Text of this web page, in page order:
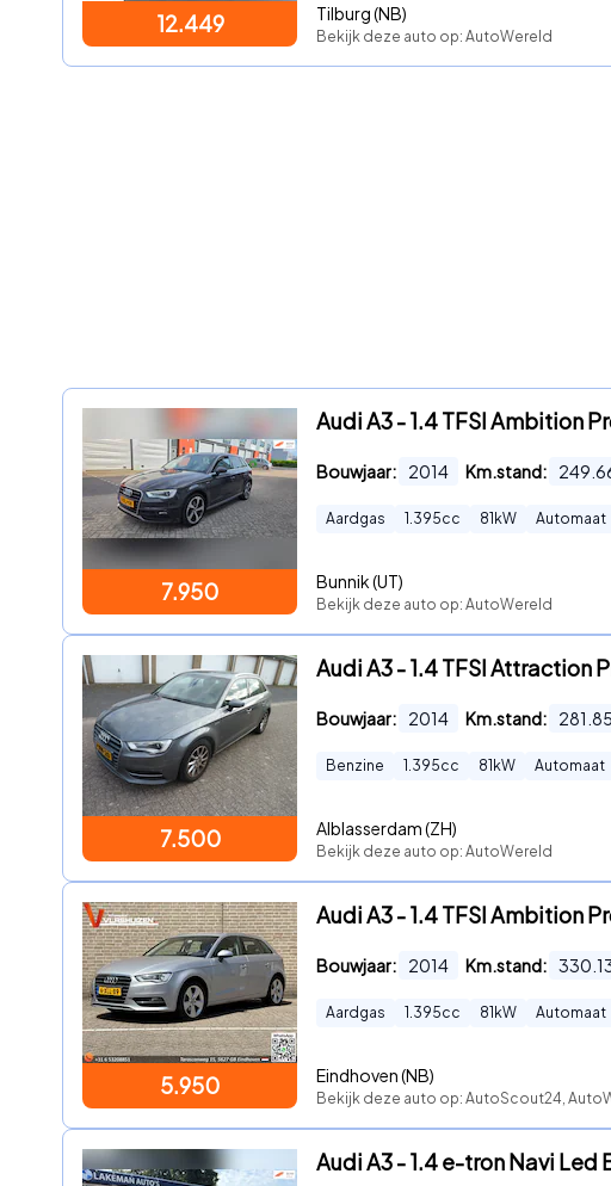
12.449 Tilburg (NB)
Bekijk deze auto op: AutoWereld
7.950
Audi A3 - 1.4 TFSI Ambition
Bouwjaar: 2014 Km.stand:
Aardgas 1.395cc 81 kW Automaat
Bunnik (UT)
Bekijk deze auto op: AutoWereld
7.500
Audi A3 - 1.4 TFSI Attraction
Bouwjaar: 2014 Km.stand:
Benzine 1.395cc 81 kW Automaat
Alblasserdam (ZH)
Bekijk deze auto op: AutoWereld
5.950
Audi A3 - 1.4 TFSI Ambition
Bouwjaar: 2014 Km.stand:
Aardgas 1.395cc 81 kW Automaat
Eindhoven (NB)
Bekijk deze auto op: AutoScout24,
Audi A3 - 1.4 e-tron Navi Led